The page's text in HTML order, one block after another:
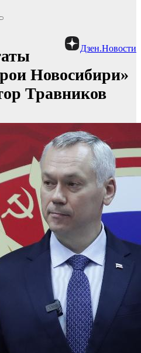
Дзен.Новости
Новосибири»
Травников